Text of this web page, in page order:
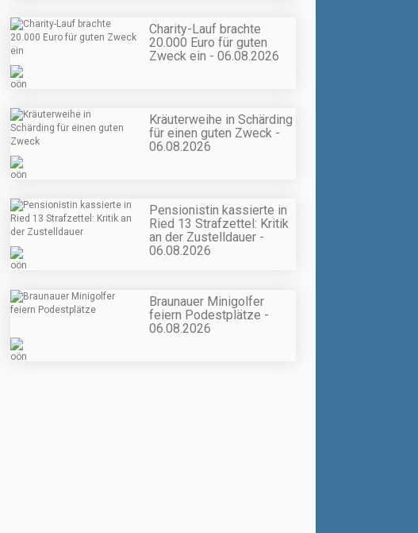
Charity-Lauf brachte
20.000 Euro für guten
Zweck ein - 06.08.2026
Kräuterweihe in Schärding
für einen guten Zweck -
06.08.2026
Pensionistin kassierte in
Ried 13 Strafzettel: Kritik
an der Zustelldauer -
06.08.2026
Braunauer Minigolfer
feiern Podestplätze -
06.08.2026